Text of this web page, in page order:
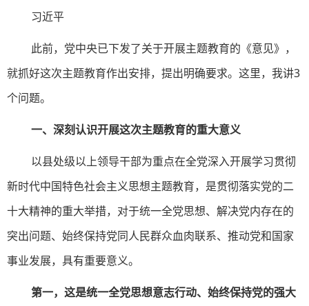
习近平
此前，党中央已下发了关于开展主题教育的《意见》，
就抓好这次主题教育作出安排，提出明确要求。这里，我讲3
个问题。
一、深刻认识开展这次主题教育的重大意义
以县处级以上领导干部为重点在全党深入开展学习贯彻
新时代中国特色社会主义思想主题教育，是贯彻落实党的二
十大精神的重大举措，对于统一全党思想、解决党内存在的
突出问题、始终保持党同人民群众血肉联系、推动党和国家
事业发展，具有重要意义。
第一，这是统一全党思想意志行动、始终保持党的强大